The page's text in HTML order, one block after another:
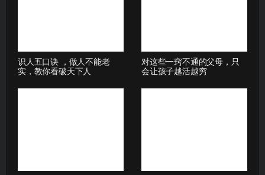
识人五口诀 ，做人不能老
实，教你看破天下人
对这些一窍不通的父母，只
会让孩子越活越穷